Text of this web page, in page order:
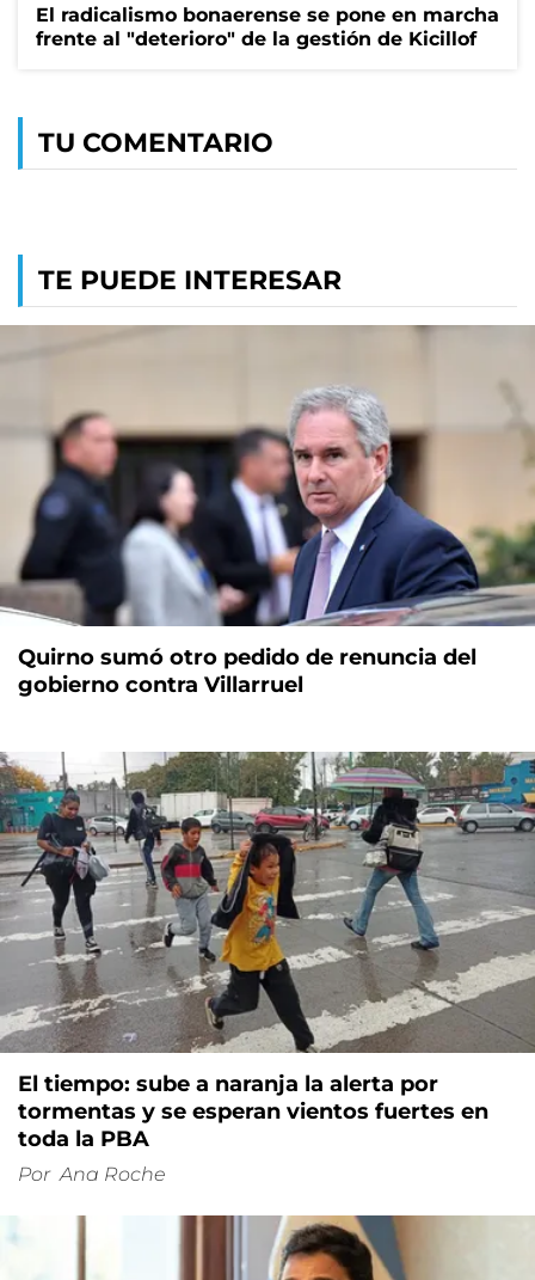
El radicalismo bonaerense se pone en marcha
frente al "deterioro" de la gestión de Kicillof
TU COMENTARIO
TE PUEDE INTERESAR
Quirno sumó otro pedido de renuncia del
gobierno contra Villarruel
El tiempo: sube a naranja la alerta por
tormentas y se esperan vientos fuertes en
toda la PBA
Por Ana Roche